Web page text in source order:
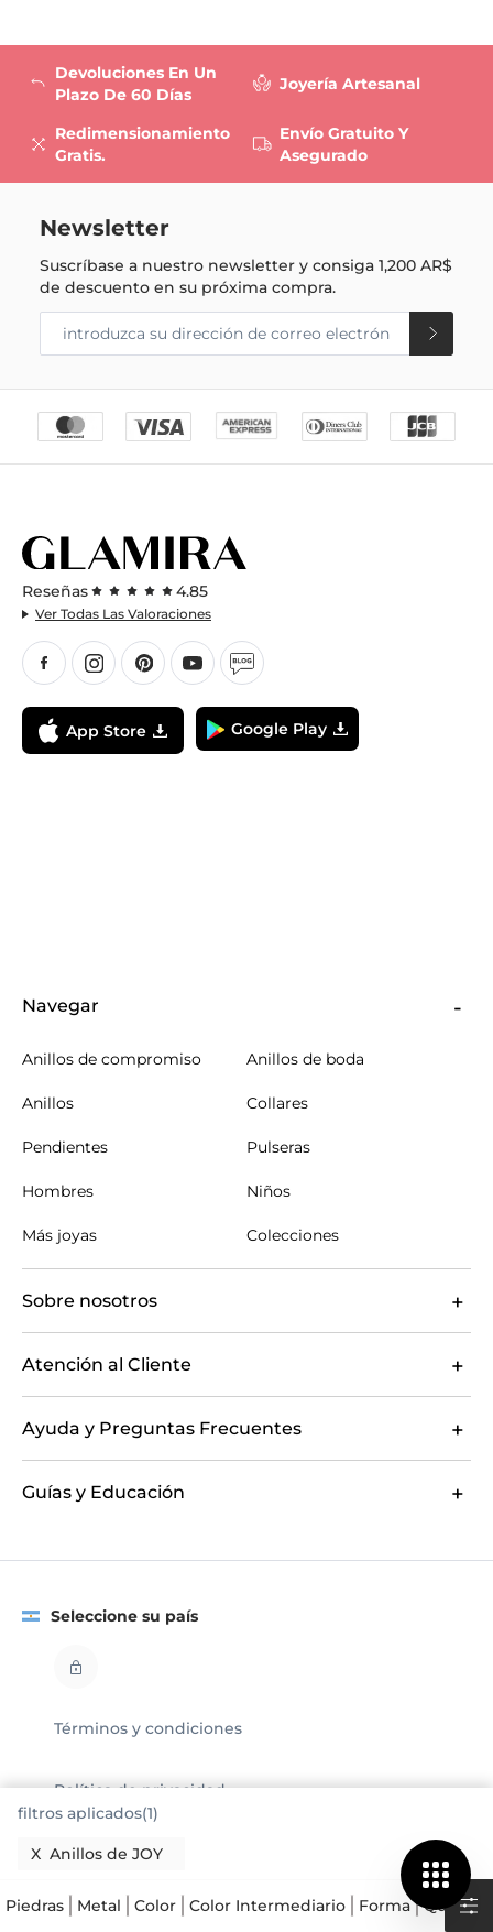
filtros aplicados(1)
X Anillos de JOY
Piedras Metal Color Color Intermediario Forma Quilates
Devoluciones En Un
Plazo De 60 Días
Redimensionamiento
Gratis.
Joyería Artesanal
Envío Gratuito Y
Asegurado
Newsletter
Suscríbase a nuestro newsletter y consiga1,200 AR$
de descuento en su próxima compra.
Reseñas 4.85
Ver Todas Las Valoraciones
App Store Google Play
Navegar
Anillos de compromiso Anillos de boda
Anillos Collares
Pendientes Pulseras
Hombres Niños
Más joyas Colecciones
Sobre nosotros
Atención al Cliente
Ayuda y Preguntas Frecuentes
Guías y Educación
Seleccione su país
© GLAMIRA 2008 - 2026
Términos y condiciones
Política de privacidad
Legal